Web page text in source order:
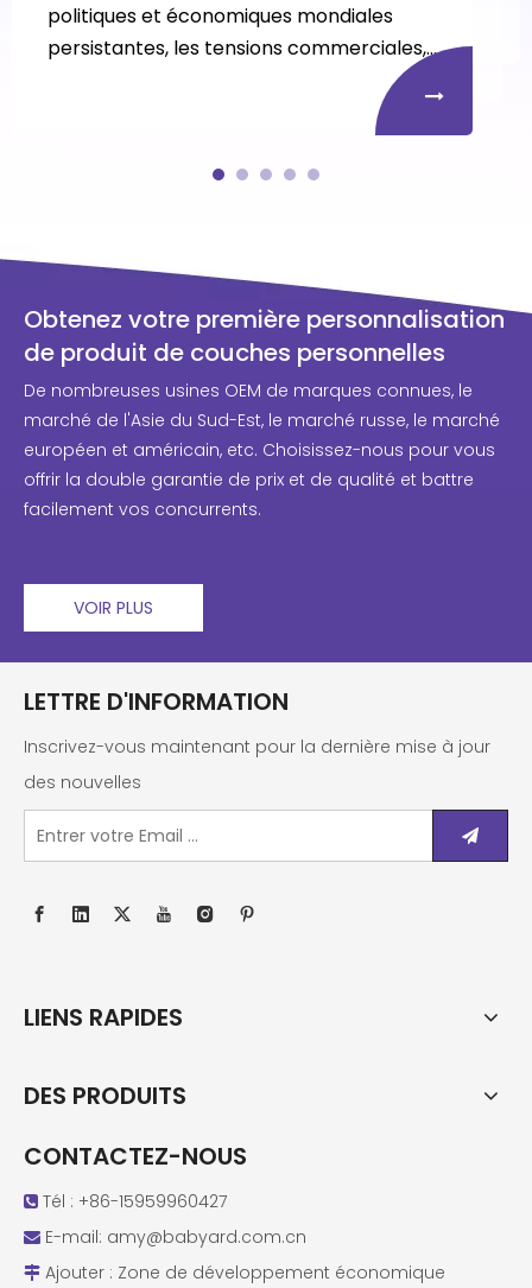
politiques et économiques mondiales
persistantes, les tensions commerciales,
les conflits géopolitiques et l’instabilité
politique continuent de faire grimper les
l’influence persistante des « politiques
sont toujours confrontées à des
perturbations. Pour les marques de
couches,
Obtenez votre première personnalisation
de produit de couches personnelles
De nombreuses usines OEM de marques connues, le
marché de l'Asie du Sud-Est, le marché russe, le marché
européen et américain, etc. Choisissez-nous pour vous
offrir la double garantie de prix et de qualité et battre
facilement vos concurrents.
VOIR PLUS
LETTRE D'INFORMATION
Inscrivez-vous maintenant pour la dernière mise à jour
des nouvelles
LIENS RAPIDES
DES PRODUITS
CONTACTEZ-NOUS
 Tél : +86-15959960427
 E-mail: amy@babyard.com.cn
 Ajouter : Zone de développement économique